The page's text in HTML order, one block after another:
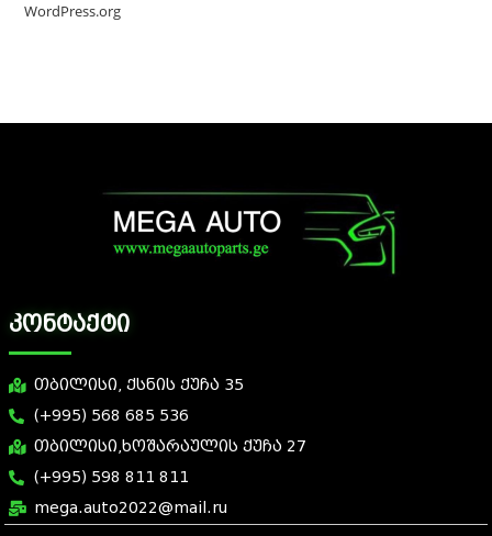
WordPress.org
კონტაქტი
თბილისი, ქსნის ქუჩა 35
(+995) 568 685 536
თბილისი,ხოშარაულის ქუჩა 27
(+995) 598 811 811
mega.auto2022@mail.ru